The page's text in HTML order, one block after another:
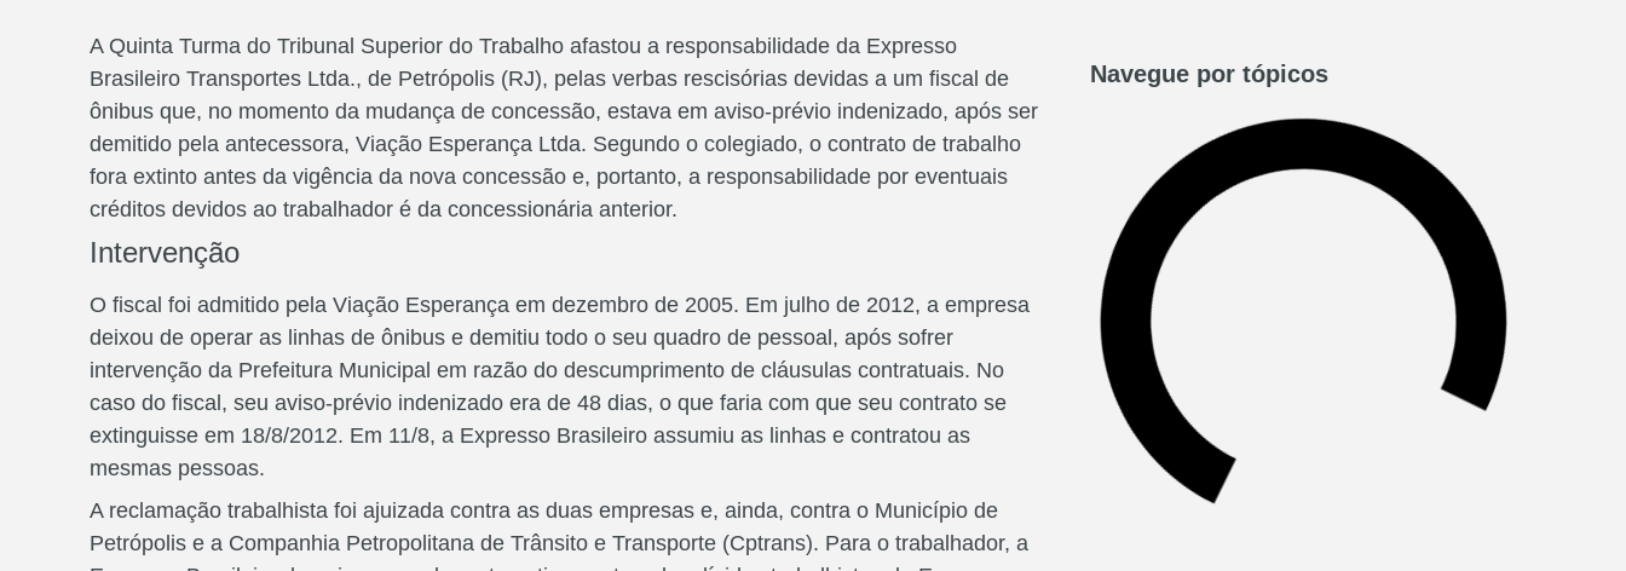
A Quinta Turma do Tribunal Superior do Trabalho afastou a responsabilidade da Expresso
Brasileiro Transportes Ltda., de Petrópolis (RJ), pelas verbas rescisórias devidas a um fiscal de
ônibus que, no momento da mudança de concessão, estava em aviso-prévio indenizado, após ser
demitido pela antecessora, Viação Esperança Ltda. Segundo o colegiado, o contrato de trabalho
fora extinto antes da vigência da nova concessão e, portanto, a responsabilidade por eventuais
créditos devidos ao trabalhador é da concessionária anterior.
Intervenção
O fiscal foi admitido pela Viação Esperança em dezembro de 2005. Em julho de 2012, a empresa
deixou de operar as linhas de ônibus e demitiu todo o seu quadro de pessoal, após sofrer
intervenção da Prefeitura Municipal em razão do descumprimento de cláusulas contratuais. No
caso do fiscal, seu aviso-prévio indenizado era de 48 dias, o que faria com que seu contrato se
extinguisse em 18/8/2012. Em 11/8, a Expresso Brasileiro assumiu as linhas e contratou as
mesmas pessoas.
A reclamação trabalhista foi ajuizada contra as duas empresas e, ainda, contra o Município de
Petrópolis e a Companhia Petropolitana de Trânsito e Transporte (Cptrans). Para o trabalhador, a
Navegue por tópicos​